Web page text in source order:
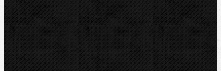
Hasáky, kliešte, kľúče
Ohýbačky